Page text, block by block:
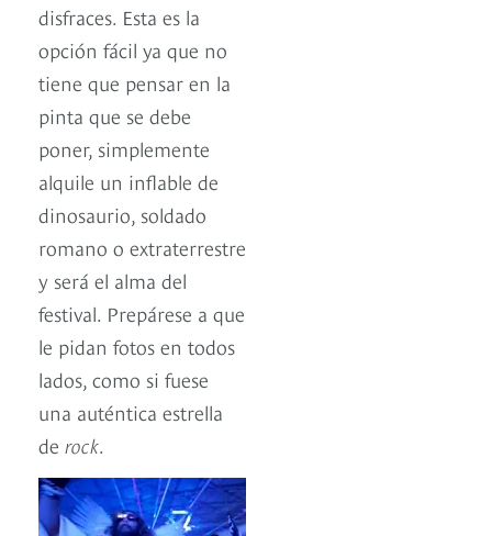
disfraces. Esta es la
opción fácil ya que no
tiene que pensar en la
pinta que se debe
poner, simplemente
alquile un inflable de
dinosaurio, soldado
romano o extraterrestre
y será el alma del
festival. Prepárese a que
le pidan fotos en todos
lados, como si fuese
una auténtica estrella
de rock